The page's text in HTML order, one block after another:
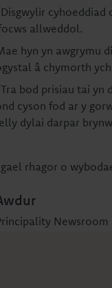
cyhoeddiad
allweddol.
hyn yn awgrymu
â chymorth
bod prisiau tai yn
cyson fod ar y
dylai darpar
rhagor o
Newsroom